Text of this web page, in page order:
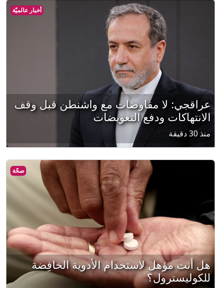
أخبار عالميّة
عراقجي: لا مفاوضات مع واشنطن قبل وقف
الانتهاكات ودفع التعويضات
منذ 30 دقيقة
صحّة
هل أنت مؤهل لاستخدام الأدوية الخافِضة
للكوليسترول؟